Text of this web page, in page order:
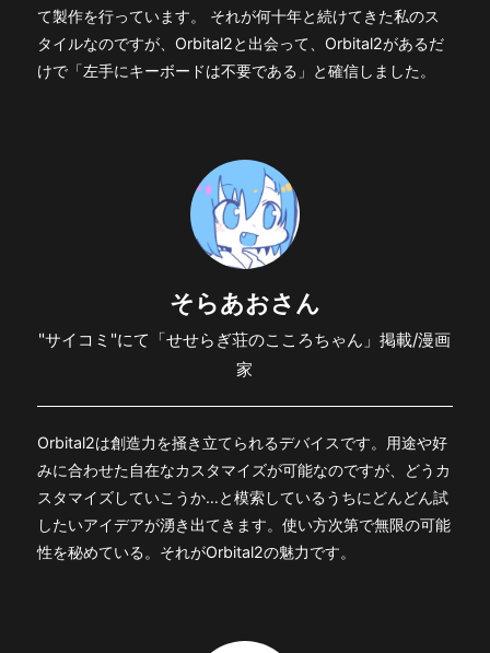
て製作を行っています。 それが何十年と続けてきた私のス
タイルなのですが、Orbital2と出会って、Orbital2があるだ
けで「左手にキーボードは不要である」と確信しました。
そらあおさん
"サイコミ"にて「せせらぎ荘のこころちゃん」掲載/漫画
家
Orbital2は創造力を掻き立てられるデバイスです。用途や好
みに合わせた自在なカスタマイズが可能なのですが、どうカ
スタマイズしていこうか…と模索しているうちにどんどん試
したいアイデアが湧き出てきます。使い方次第で無限の可能
性を秘めている。それがOrbital2の魅力です。